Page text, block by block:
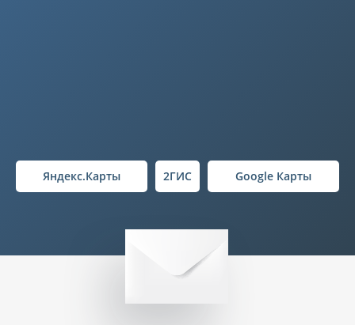
Яндекс.Карты 2ГИС Google Карты